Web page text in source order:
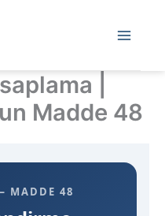
|
Madde 48